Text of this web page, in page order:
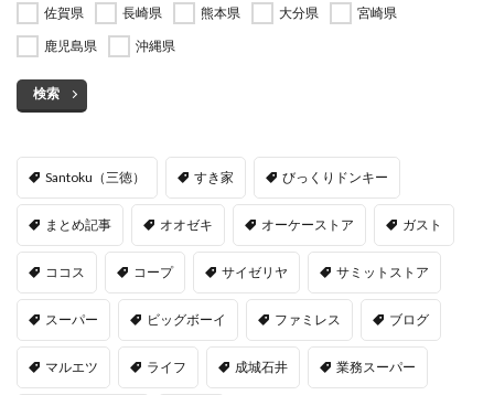
佐賀県
長崎県 熊本県 大分県
宮崎県
鹿児島県
沖縄県
検索
Santoku（三徳） すき家 びっくりドンキー
まとめ記事 オオゼキ オーケーストア ガスト
ココス コープ サイゼリヤ サミットストア
スーパー ビッグボーイ ファミレス ブログ
マルエツ ライフ 成城石井 業務スーパー